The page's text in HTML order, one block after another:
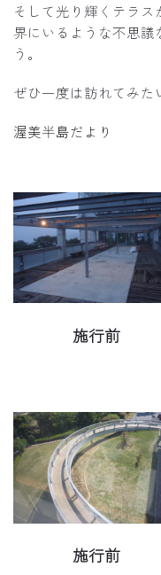
そして光り輝くテラ
界にいるような不思議
う。
ぜひ一度は訪れてみた
渥美半島だより
施行前
施行前